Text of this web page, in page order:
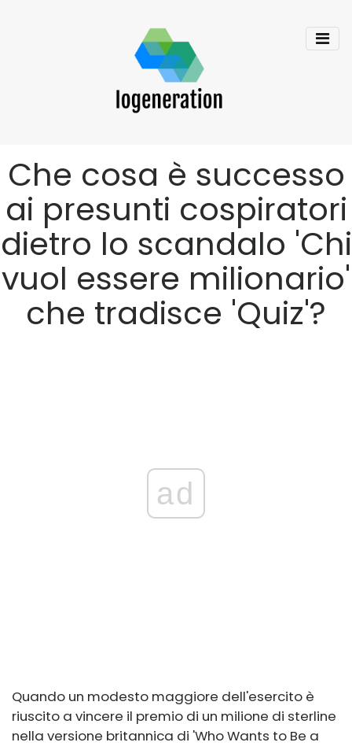
Che cosa è successo
ai presunti cospiratori
dietro lo scandalo 'Chi
vuol essere milionario'
che tradisce 'Quiz'?
ad
Quando un modesto maggiore dell'esercito è
riuscito a vincere il premio di un milione di sterline
nella versione britannica di 'Who Wants to Be a